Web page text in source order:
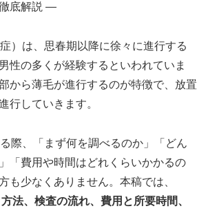
底解説 ―
）は、思春期以降に徐々に進行する
性の多くが経験するといわれていま
から薄毛が進行するのが特徴で、放置
行していきます。
際、「まず何を調べるのか」「どん
「費用や時間はどれくらいかかるの
も少なくありません。本稿では、
法、検査の流れ、費用と所要時間、